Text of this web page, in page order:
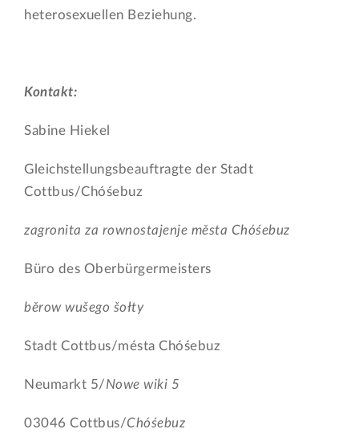
heterosexuellen Beziehung.
Kontakt:
Sabine Hiekel
Gleichstellungsbeauftragte der Stadt
Cottbus/Chóśebuz
zagronita za rownostajenje města Chóśebuz
Büro des Oberbürgermeisters
běrow wušego šołty
Stadt Cottbus/mésta Chóśebuz
Neumarkt 5/Nowe wiki 5
03046 Cottbus/Chóśebuz